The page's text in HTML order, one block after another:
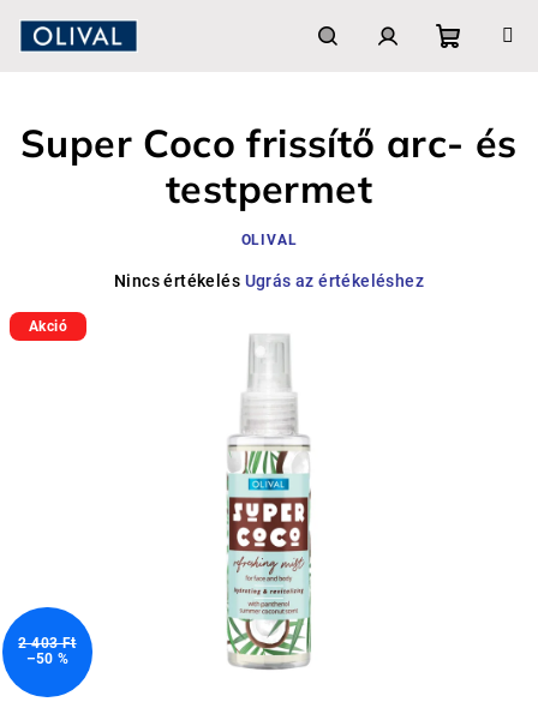
Super Coco frissítő arc- és
testpermet
OLIVAL
A
Nincs értékelés Ugrás az értékeléshez
Akció
2 403 Ft
–50 %